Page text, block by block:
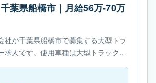
葉県船橋市｜月給56万-70万
社が千葉県船橋市で募集する大型トラ
求人です。使用車種は大型トラックで
- 変形労働時間制です。必要免許は- 大
。